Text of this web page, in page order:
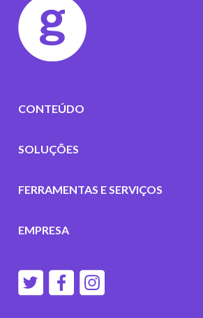
CONTEÚDO
SOLUÇÕES
FERRAMENTAS E SERVIÇOS
EMPRESA